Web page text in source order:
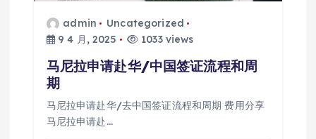
admin
Uncategorized
9 4 月, 2025
1033 views
马尼拉申请赴华/中国签证流程和周
期
马尼拉申请赴华/去中国签证流程和周期 费用分享
马尼拉申请赴…